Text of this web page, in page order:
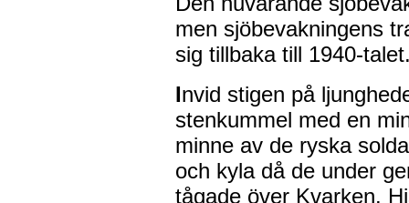
men sjöbevakningens
sig tillbaka till 1940-
Invid stigen på
stenkummel med en
minne av de ryska
och kyla då de under
tågade över Kvarken.